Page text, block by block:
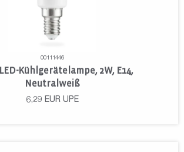
00111446
Kühlgerätelampe, 2W, E14,
Neutralweiß
6,29 EUR UPE